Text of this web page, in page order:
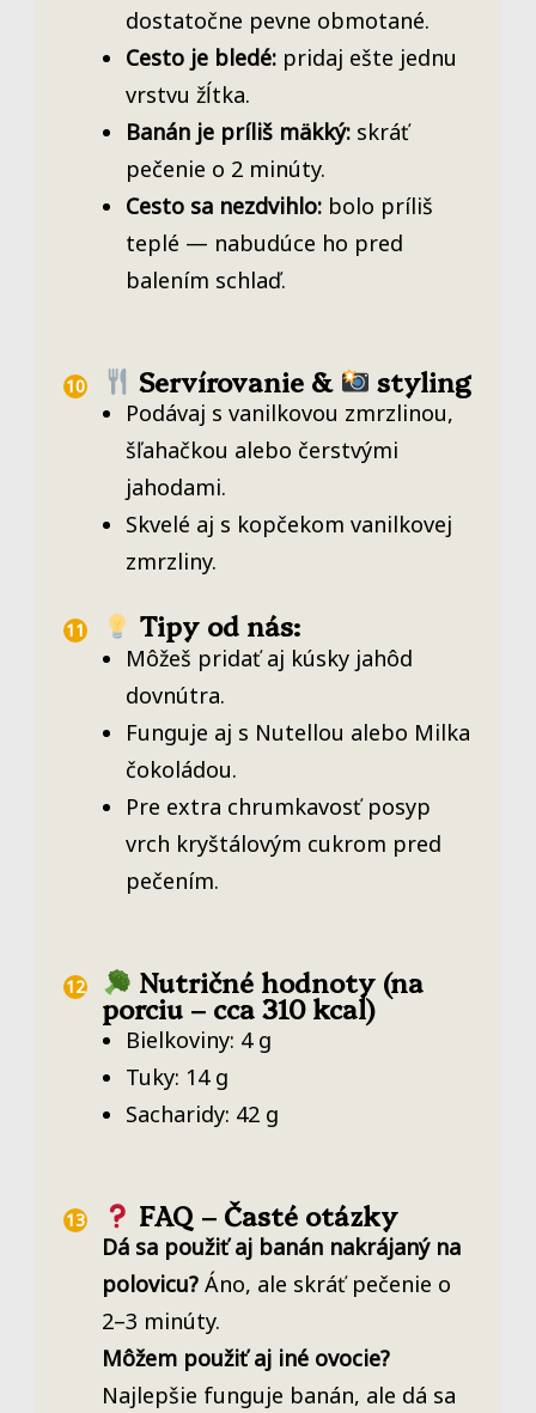
dostatočne pevne obmotané.
Cesto je bledé: pridaj ešte jednu
vrstvu žĺtka.
Banán je príliš mäkký: skráť
pečenie o 2 minúty.
Cesto sa nezdvihlo: bolo príliš
teplé — nabudúce ho pred
balením schlaď.
Servírovanie & styling
Podávaj s vanilkovou zmrzlinou,
šľahačkou alebo čerstvými
jahodami.
Skvelé aj s kopčekom vanilkovej
zmrzliny.
Tipy od nás:
Môžeš pridať aj kúsky jahôd
dovnútra.
Funguje aj s Nutellou alebo Milka
čokoládou.
Pre extra chrumkavosť posyp
vrch kryštálovým cukrom pred
pečením.
Nutričné hodnoty (na
porciu – cca 310 kcal)
Bielkoviny: 4 g
Tuky: 14 g
Sacharidy: 42 g
FAQ – Časté otázky
Dá sa použiť aj banán nakrájaný na
polovicu? Áno, ale skráť pečenie o
2–3 minúty.
Môžem použiť aj iné ovocie?
Najlepšie funguje banán, ale dá sa